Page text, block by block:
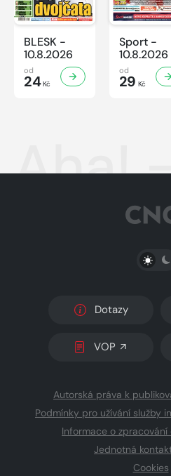
BLESK -
10.8.2026
od
24Kč
Sport -
10.8.2026
od
29 Kč
Aha!
Dotazy
VOP
Autorská práva k
Podmínky pro užívání služby
Informace o
Jednotná
Cookies